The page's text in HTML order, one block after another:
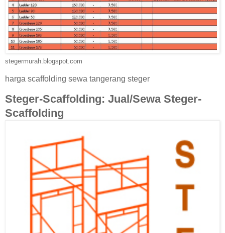
stegermurah.blogspot.com
harga scaffolding sewa tangerang steger
Steger-Scaffolding: Jual/Sewa Steger-
Scaffolding